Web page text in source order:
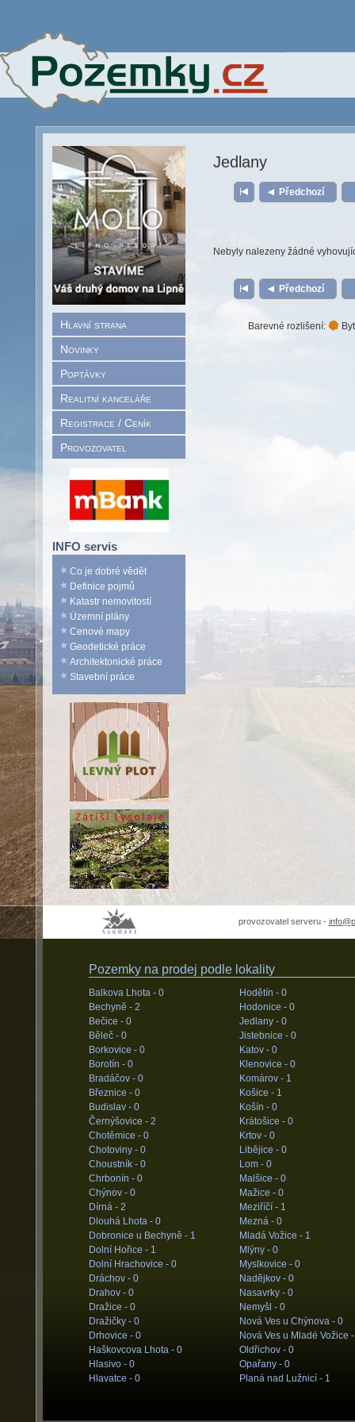
Hlavní strana
Novinky
Poptávky
Realitní kanceláře
Registrace / Ceník
Provozovatel
INFO servis
Co je dobré vědět
Definice pojmů
Katastr nemovitostí
Územní plány
Cenové mapy
Geodetické práce
Architektonické práce
Stavební práce
Jedlany
Předchozí
Nebyly nalezeny žádné
Předchozí
Barevné rozlišení:
provozovatel serveru -
Pozemky na prodej podle lokality
Balkova Lhota - 0
Bechyně - 2
Bečice - 0
Běleč - 0
Borkovice - 0
Borotín - 0
Bradáčov - 0
Březnice - 0
Budislav - 0
Černýšovice - 2
Chotěmice - 0
Chotoviny - 0
Choustník - 0
Chrbonín - 0
Chýnov - 0
Dírná - 2
Dlouhá Lhota - 0
Dobronice u Bechyně - 1
Dolní Hořice - 1
Dolní Hrachovice - 0
Dráchov - 0
Drahov - 0
Dražice - 0
Dražičky - 0
Drhovice - 0
Haškovcova Lhota - 0
Hlasivo - 0
Hlavatce - 0
Hodětín - 0
Hodonice - 0
Jedlany - 0
Jistebnice - 0
Katov - 0
Klenovice - 0
Komárov - 1
Košice - 1
Košín - 0
Krátošice - 0
Krtov - 0
Libějice - 0
Lom - 0
Malšice - 0
Mažice - 0
Meziříčí - 1
Mezná - 0
Mladá Vožice - 1
Mlýny - 0
Myslkovice - 0
Nadějkov - 0
Nasavrky - 0
Nemyšl - 0
Nová Ves u Chýnova - 0
Nová Ves u Mladé Vožice
Oldřichov - 0
Opařany - 0
Planá nad Lužnicí - 1